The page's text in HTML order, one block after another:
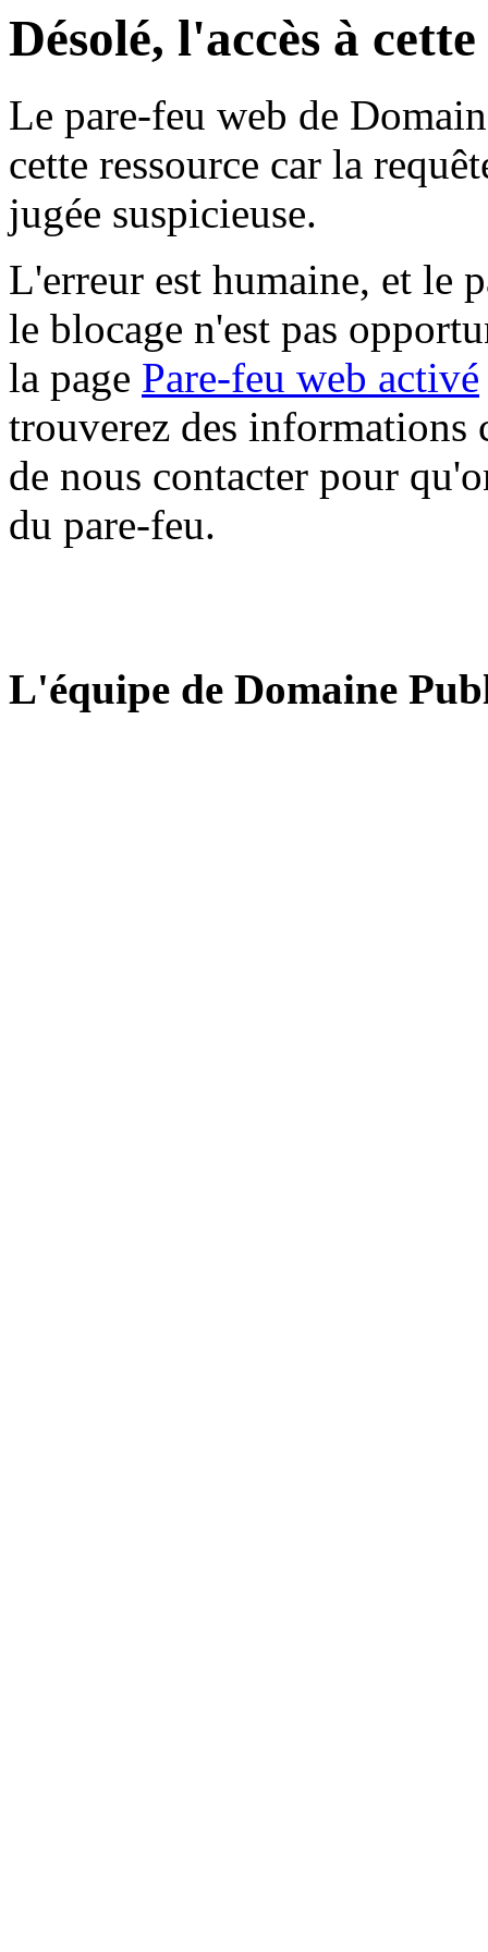
Désolé, l'accès à
Le pare-feu web de
cette ressource car la
jugée suspicieuse.
L'erreur est humaine, et le
le blocage n'est pas
la page Pare-feu web activé
trouverez des informations
de nous contacter pour
du pare-feu.
L'équipe de Domaine